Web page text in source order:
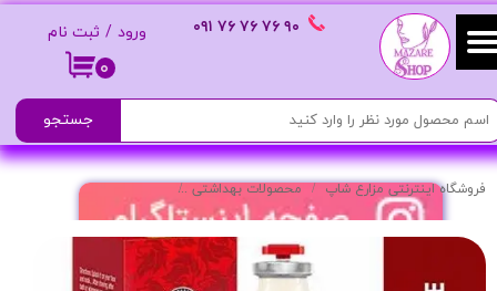
۰
ورود / ثبت نام
حساب کاربری من
تغییر گذر واژه
سفارشات
خروج از حساب کاربری
٩٠ ٧۶ ٧۶ ٧۶ ٠٩١
جستجو
فروشگاه اینترنتی مزارع شاپ محصولات بهداشتی